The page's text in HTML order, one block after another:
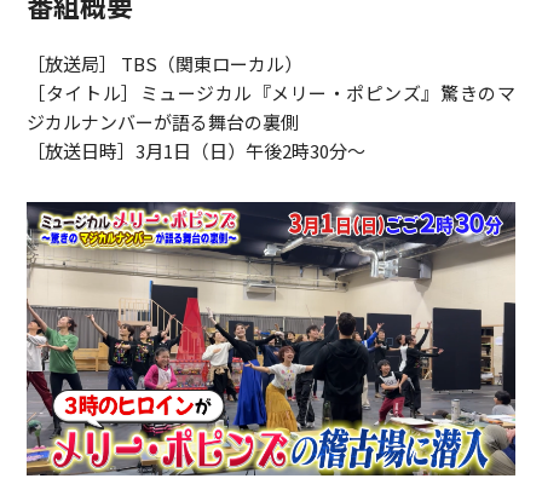
［放送局］ TBS（関東ローカル）
［タイトル］ミュージカル『メリー・ポピンズ』驚きのマ
ジカルナンバーが語る舞台の裏側
［放送日時］3月1日（日）午後2時30分～